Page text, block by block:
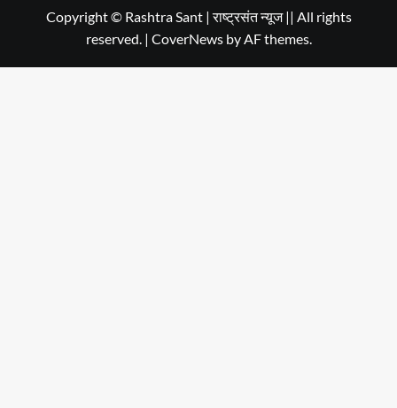
in
Dehradun
Copyright © Rashtra Sant | राष्ट्रसंत न्यूज || All rights
reserved. | CoverNewsby AF themes.